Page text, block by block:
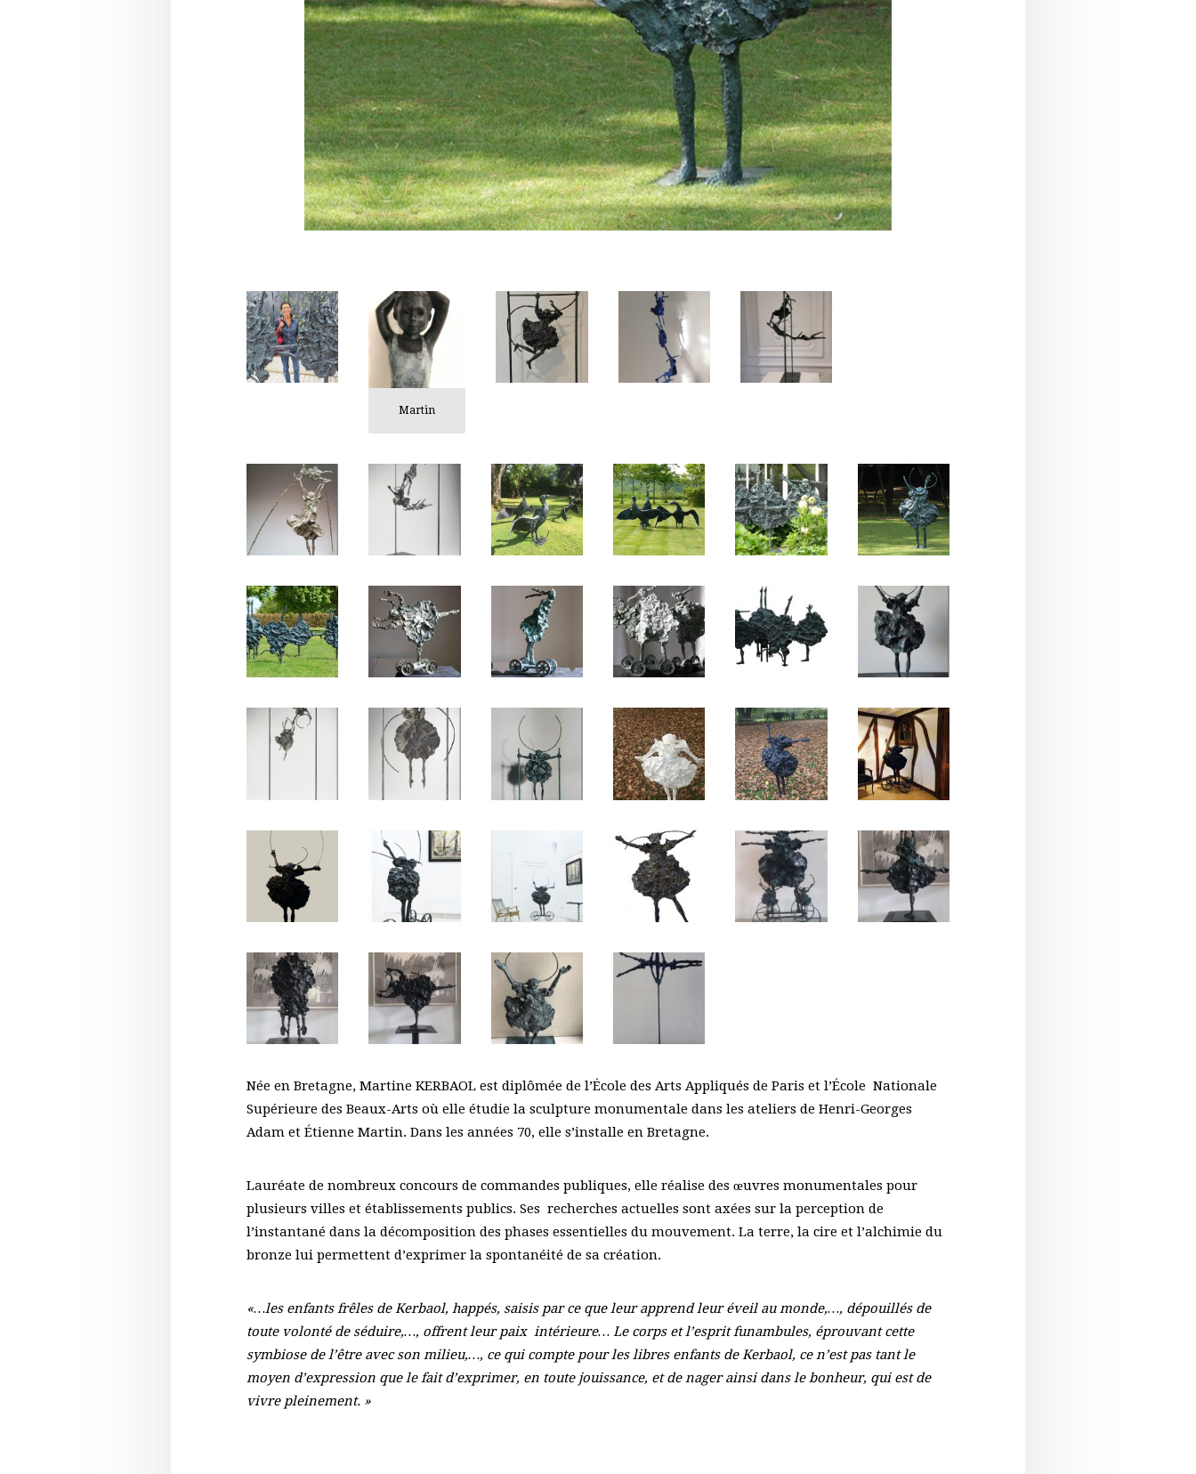
Martin
Née en Bretagne, Martine KERBAOL est diplômée de l’École des Arts Appliqués de Paris et l’École Nationale
Supérieure des Beaux-Arts où elle étudie la sculpture monumentale dans les ateliers de Henri-Georges
Adam et Étienne Martin. Dans les années 70, elle s’installe en Bretagne.
Lauréate de nombreux concours de commandes publiques, elle réalise des œuvres monumentales pour
plusieurs villes et établissements publics. Ses recherches actuelles sont axées sur la perception de
l’instantané dans la décomposition des phases essentielles du mouvement. La terre, la cire et l’alchimie du
bronze lui permettent d’exprimer la spontanéité de sa création.
«…les enfants frêles de Kerbaol, happés, saisis par ce que leur apprend leur éveil au monde,…, dépouillés de
toute volonté de séduire,…, offrent leur paix intérieure… Le corps et l’esprit funambules, éprouvant cette
symbiose de l’être avec son milieu,…, ce qui compte pour les libres enfants de Kerbaol, ce n’est pas tant le
moyen d’expression que le fait d’exprimer, en toute jouissance, et de nager ainsi dans le bonheur, qui est de
vivre pleinement. »